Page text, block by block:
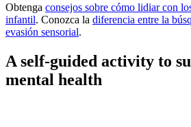
Obtenga consejos sobre cómo lidiar con
infantil. Conozca la diferencia entre la
evasión sensorial.
A self-guided activity to
mental health